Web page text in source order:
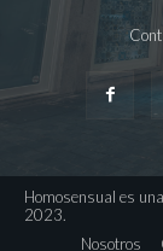
Homosensual es
2023.
Nosotros